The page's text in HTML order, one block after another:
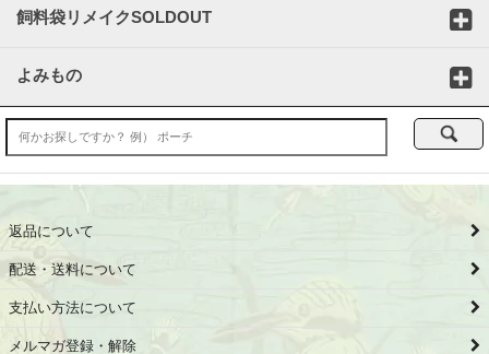
飼料袋リメイクSOLDOUT
よみもの
返品について
配送・送料について
支払い方法について
メルマガ登録・解除